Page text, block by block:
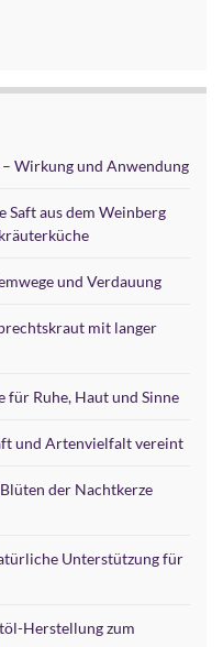
Wirkung und Anwendung
Saft aus dem Weinberg
und Verdauung
mit langer
für Ruhe, Haut und Sinne
und Artenvielfalt vereint
der Nachtkerze
Unterstützung für
Herstellung zum